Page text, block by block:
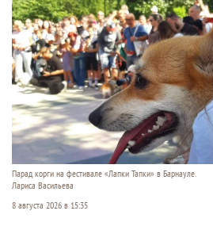
Парад корги на фестивале «Лапки Тапки» в Барнауле.
Лариса Васильева
8 августа 2026 в 15:35